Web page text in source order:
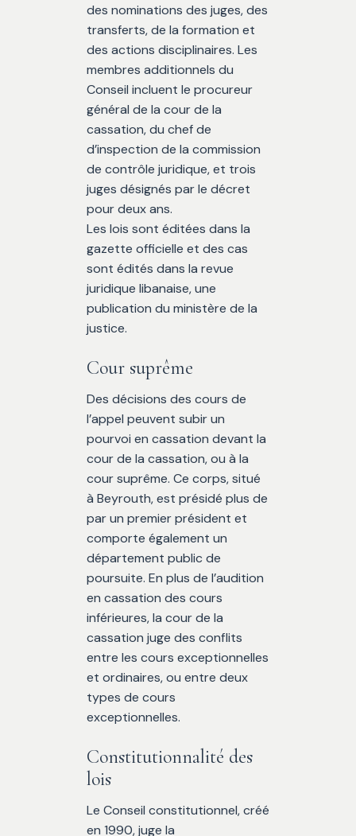
des nominations des juges, des
transferts, de la formation et
des actions disciplinaires. Les
membres additionnels du
Conseil incluent le procureur
général de la cour de la
cassation, du chef de
d’inspection de la commission
de contrôle juridique, et trois
juges désignés par le décret
pour deux ans.
Les lois sont éditées dans la
gazette officielle et des cas
sont édités dans la revue
juridique libanaise, une
publication du ministère de la
justice.
Cour suprême
Des décisions des cours de
l’appel peuvent subir un
pourvoi en cassation devant la
cour de la cassation, ou à la
cour suprême. Ce corps, situé
à Beyrouth, est présidé plus de
par un premier président et
comporte également un
département public de
poursuite. En plus de l’audition
en cassation des cours
inférieures, la cour de la
cassation juge des conflits
entre les cours exceptionnelles
et ordinaires, ou entre deux
types de cours
exceptionnelles.
Constitutionnalité des
lois
Le Conseil constitutionnel, créé
en 1990, juge la